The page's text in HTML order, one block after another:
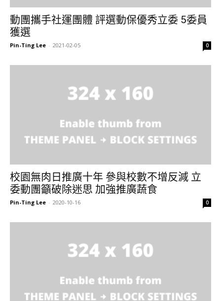
動團攜手社運團體 評選動保優秀立委 5委員
獲選
Pin-Ting Lee - 2021-02-05 0
校園無肉日推廣十年 參與校數不增反減 立
委動團籲破除迷思 加強推廣蔬食
Pin-Ting Lee - 2020-10-16 0